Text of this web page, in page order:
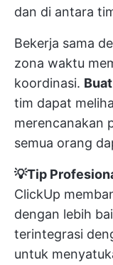
dan di antara
Bekerja sama
zona waktu
koordinasi.
tim dapat
merencanakan
semua orang
💡Tip
ClickUp
dengan lebih
terintegrasi
untuk